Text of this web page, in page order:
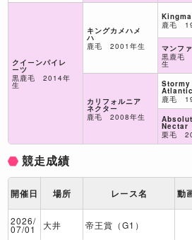
クイーンパイレ
ーツ
黒鹿毛 2014年
生
キングカメハメ
ハ
鹿毛 2001年生
カリフォルニア
ネクター
鹿毛 2008年生
鹿毛
マンフ
黒鹿毛
生
Stormy
Atlantic
鹿毛
Nectar
栗毛
競走成績
開催日 場所 レース名 動
2026/
07/01 大井 帝王賞（G1）